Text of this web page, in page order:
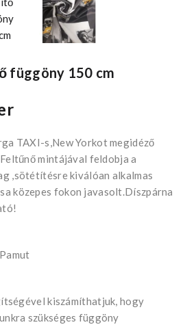
függöny 150 cm
TAXI-s,New Yorkot megidéző
mintájával feldobja a
,sötétítésre kiválóan alkalmas
közepes fokon javasolt.Díszpárna
kiszámíthatjuk, hogy
szükséges függöny